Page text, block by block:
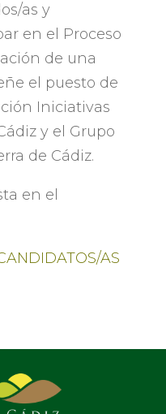
as y
en el Proceso
de una
el puesto de
Iniciativas
y el Grupo
de Cádiz.
en el
AS